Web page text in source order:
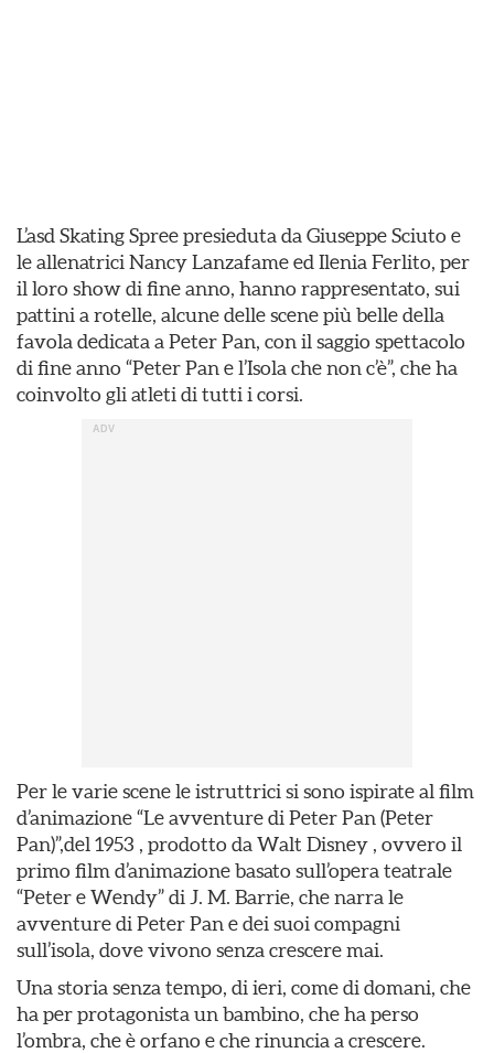
L’asd Skating Spree presieduta da Giuseppe Sciuto e
le allenatrici Nancy Lanzafame ed Ilenia Ferlito, per
il loro show di fine anno, hanno rappresentato, sui
pattini a rotelle, alcune delle scene più belle della
favola dedicata a Peter Pan, con il saggio spettacolo
di fine anno “Peter Pan e l’Isola che non c’è”, che ha
coinvolto gli atleti di tutti i corsi.
Per le varie scene le istruttrici si sono ispirate al film
d’animazione “Le avventure di Peter Pan (Peter
Pan)”,del 1953 , prodotto da Walt Disney , ovvero il
primo film d’animazione basato sull’opera teatrale
“Peter e Wendy” di J. M. Barrie, che narra le
avventure di Peter Pan e dei suoi compagni
sull’isola, dove vivono senza crescere mai.
Una storia senza tempo, di ieri, come di domani, che
ha per protagonista un bambino, che ha perso
l’ombra, che è orfano e che rinuncia a crescere.